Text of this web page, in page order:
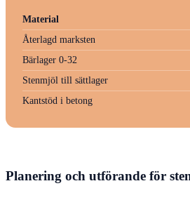
Material
Återlagd marksten
Bärlager 0-32
Stenmjöl till sättlager
Kantstöd i betong
Planering och utförande för